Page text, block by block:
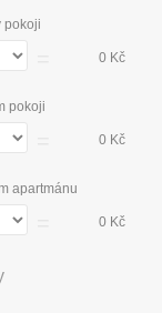
pokoji
0 Kč
pokoji
0 Kč
apartmánu
0 Kč